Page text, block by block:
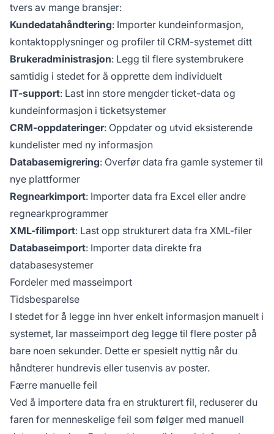
tvers av mange bransjer:
Kundedatahåndtering: Importer kundeinformasjon,
kontaktopplysninger og profiler til CRM-systemet ditt
Brukeradministrasjon: Legg til flere systembrukere
samtidig i stedet for å opprette dem individuelt
IT-support: Last inn store mengder ticket-data og
kundeinformasjon i ticketsystemer
CRM-oppdateringer: Oppdater og utvid eksisterende
kundelister med ny informasjon
Databasemigrering: Overfør data fra gamle systemer til
nye plattformer
Regnearkimport: Importer data fra Excel eller andre
regnearkprogrammer
XML-filimport: Last opp strukturert data fra XML-filer
Databaseimport: Importer data direkte fra
databasesystemer
Fordeler med masseimport
Tidsbesparelse
I stedet for å legge inn hver enkelt informasjon manuelt i
systemet, lar masseimport deg legge til flere poster på
bare noen sekunder. Dette er spesielt nyttig når du
håndterer hundrevis eller tusenvis av poster.
Færre manuelle feil
Ved å importere data fra en strukturert fil, reduserer du
faren for menneskelige feil som følger med manuell